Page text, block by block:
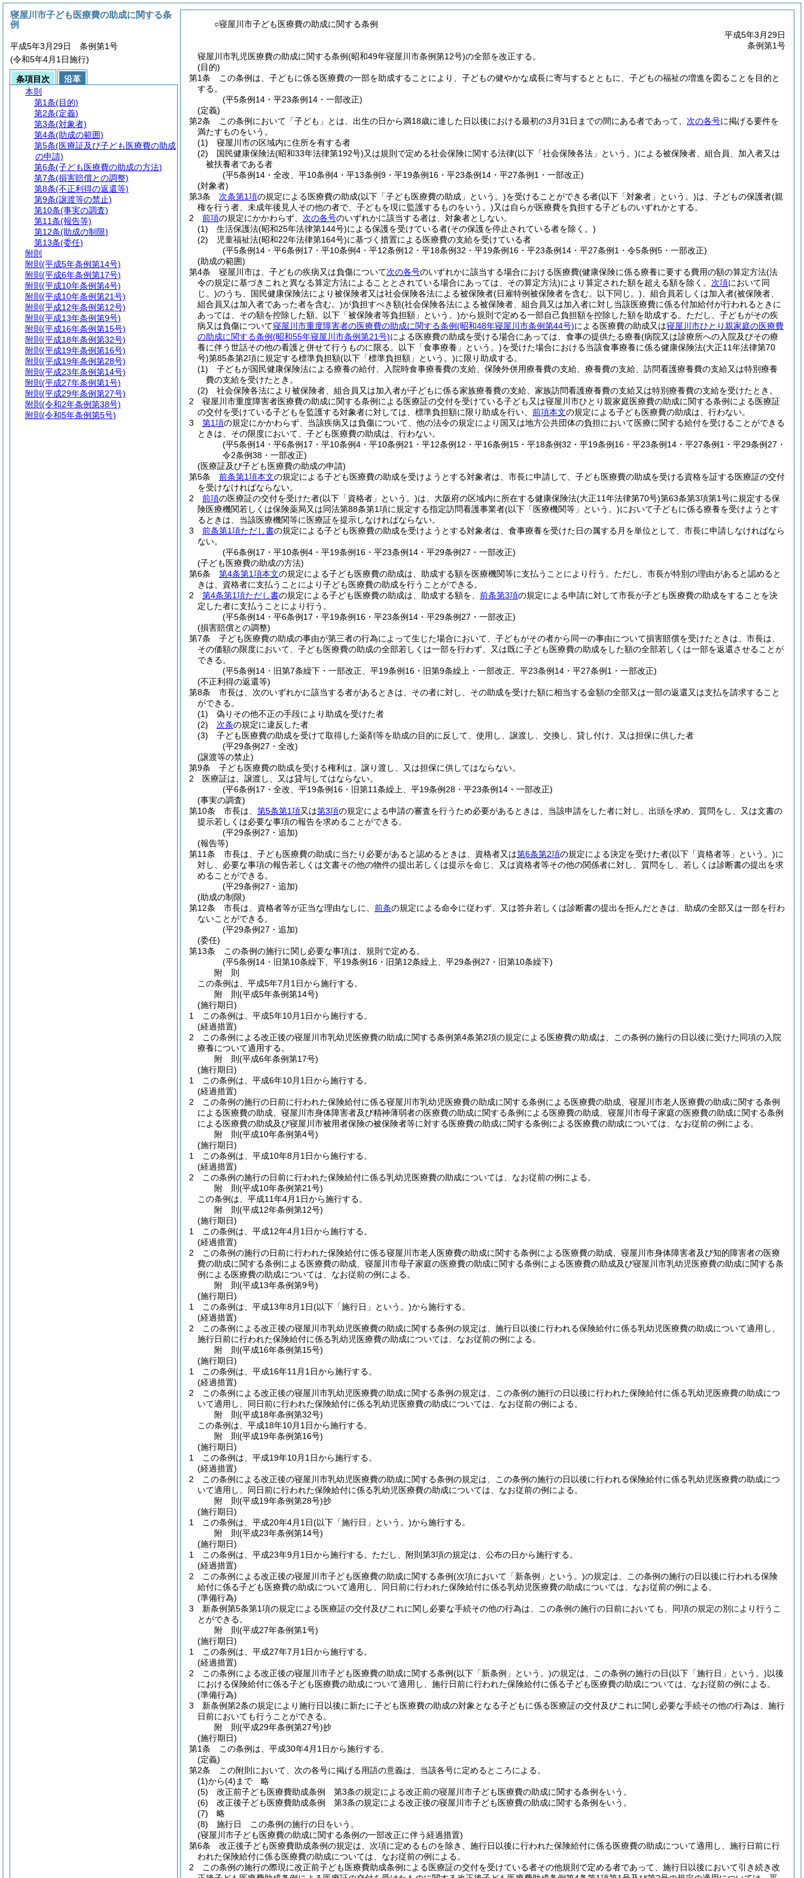
○寝屋川市子ども医療費の助成に関する条例
平成5年3月29日
条例第1号
寝屋川市乳児医療費の助成に関する条例(昭和49年寝屋川市条例第12号)の全部を改正する。
(目的)
第1条
この条例は、子どもに係る医療費の一部を助成することにより、子どもの健やかな成長に寄与するとともに、子どもの福祉の増進を図ることを目的と
する。
(平5条例14・平23条例14・一部改正)
(定義)
第2条
この条例において「子ども」とは、出生の日から満18歳に達した日以後における最初の3月31日までの間にある者であって、 次の各号に掲げる要件を
満たすものをいう。
(1)
寝屋川市の区域内に住所を有する者
(2)
国民健康保険法(昭和33年法律第192号)又は規則で定める社会保険に関する法律(以下「社会保険各法」という。)による被保険者、組合員、加入者又は
被扶養者である者
(平5条例14・全改、平10条例4・平13条例9・平19条例16・平23条例14・平27条例1・一部改正)
(対象者)
第3条
次条第1項の規定による医療費の助成(以下「子ども医療費の助成」という。)を受けることができる者(以下「対象者」という。)は、子どもの保護者(親
権を行う者、未成年後見人その他の者で、子どもを現に監護するものをいう。)又は自らが医療費を負担する子どものいずれかとする。
2
前項の規定にかかわらず、 次の各号のいずれかに該当する者は、対象者としない。
(1)
生活保護法(昭和25年法律第144号)による保護を受けている者(その保護を停止されている者を除く。)
(2)
児童福祉法(昭和22年法律第164号)に基づく措置による医療費の支給を受けている者
(平5条例14・平6条例17・平10条例4・平12条例12・平18条例32・平19条例16・平23条例14・平27条例1・令5条例5・一部改正)
(助成の範囲)
第4条
寝屋川市は、子どもの疾病又は負傷について次の各号のいずれかに該当する場合における医療費(健康保険に係る療養に要する費用の額の算定方法(法
令の規定に基づきこれと異なる算定方法によることとされている場合にあっては、その算定方法)により算定された額を超える額を除く。 次項において同
じ。)のうち、国民健康保険法により被保険者又は社会保険各法による被保険者(日雇特例被保険者を含む。以下同じ。) 、組合員若しくは加入者(被保険者、
組合員又は加入者であった者を含む。)が負担すべき額(社会保険各法による被保険者、組合員又は加入者に対し当該医療費に係る付加給付が行われるときに
あっては、その額を控除した額。以下「被保険者等負担額」という。)から規則で定める一部自己負担額を控除した額を助成する。 ただし、子どもがその疾
病又は負傷について寝屋川市重度障害者の医療費の助成に関する条例(昭和48年寝屋川市条例第44号)による医療費の助成又は寝屋川市ひとり親家庭の医療費
の助成に関する条例(昭和55年寝屋川市条例第21号)による医療費の助成を受ける場合にあっては、食事の提供たる療養(病院又は診療所への入院及びその療
養に伴う世話その他の看護と併せて行うものに限る。以下「食事療養」という。)を受けた場合における当該食事療養に係る健康保険法(大正11年法律第70
号)第85条第2項に規定する標準負担額(以下「標準負担額」という。)に限り助成する。
(1)
子どもが国民健康保険法による療養の給付、入院時食事療養費の支給、保険外併用療養費の支給、療養費の支給、訪問看護療養費の支給又は特別療養
費の支給を受けたとき。
(2)
社会保険各法により被保険者、組合員又は加入者が子どもに係る家族療養費の支給、家族訪問看護療養費の支給又は特別療養費の支給を受けたとき。
2
寝屋川市重度障害者医療費の助成に関する条例による医療証の交付を受けている子ども又は寝屋川市ひとり親家庭医療費の助成に関する条例による医療証
の交付を受けている子どもを監護する対象者に対しては、標準負担額に限り助成を行い、 前項本文の規定による子ども医療費の助成は、行わない。
3
第1項の規定にかかわらず、当該疾病又は負傷について、他の法令の規定により国又は地方公共団体の負担において医療に関する給付を受けることができる
ときは、その限度において、子ども医療費の助成は、行わない。
(平5条例14・平6条例17・平10条例4・平10条例21・平12条例12・平16条例15・平18条例32・平19条例16・平23条例14・平27条例1・平29条例27・
令2条例38・一部改正)
(医療証及び子ども医療費の助成の申請)
第5条
前条第1項本文の規定による子ども医療費の助成を受けようとする対象者は、市長に申請して、子ども医療費の助成を受ける資格を証する医療証の交付
を受けなければならない。
2
前項の医療証の交付を受けた者(以下「資格者」という。)は、大阪府の区域内に所在する健康保険法(大正11年法律第70号)第63条第3項第1号に規定する保
険医療機関若しくは保険薬局又は同法第88条第1項に規定する指定訪問看護事業者(以下「医療機関等」という。)において子どもに係る療養を受けようとす
るときは、当該医療機関等に医療証を提示しなければならない。
3
前条第1項ただし書の規定による子ども医療費の助成を受けようとする対象者は、食事療養を受けた日の属する月を単位として、市長に申請しなければなら
ない。
(平6条例17・平10条例4・平19条例16・平23条例14・平29条例27・一部改正)
(子ども医療費の助成の方法)
第6条
第4条第1項本文の規定による子ども医療費の助成は、助成する額を医療機関等に支払うことにより行う。 ただし、市長が特別の理由があると認めると
きは、資格者に支払うことにより子ども医療費の助成を行うことができる。
2
第4条第1項ただし書の規定による子ども医療費の助成は、助成する額を、 前条第3項の規定による申請に対して市長が子ども医療費の助成をすることを決
定した者に支払うことにより行う。
(平5条例14・平6条例17・平19条例16・平23条例14・平29条例27・一部改正)
(損害賠償との調整)
第7条
子ども医療費の助成の事由が第三者の行為によって生じた場合において、子どもがその者から同一の事由について損害賠償を受けたときは、市長は、
その価額の限度において、子ども医療費の助成の全部若しくは一部を行わず、又は既に子ども医療費の助成をした額の全部若しくは一部を返還させることが
できる。
(平5条例14・旧第7条繰下・一部改正、平19条例16・旧第9条繰上・一部改正、平23条例14・平27条例1・一部改正)
(不正利得の返還等)
第8条
市長は、次のいずれかに該当する者があるときは、その者に対し、その助成を受けた額に相当する金額の全部又は一部の返還又は支払を請求すること
ができる。
(1)
偽りその他不正の手段により助成を受けた者
(2)
次条の規定に違反した者
(3)
子ども医療費の助成を受けて取得した薬剤等を助成の目的に反して、使用し、譲渡し、交換し、貸し付け、又は担保に供した者
(平29条例27・全改)
(譲渡等の禁止)
第9条
子ども医療費の助成を受ける権利は、譲り渡し、又は担保に供してはならない。
2
医療証は、譲渡し、又は貸与してはならない。
(平6条例17・全改、平19条例16・旧第11条繰上、平19条例28・平23条例14・一部改正)
(事実の調査)
第10条
市長は、 第5条第1項又は第3項の規定による申請の審査を行うため必要があるときは、当該申請をした者に対し、出頭を求め、質問をし、又は文書の
提示若しくは必要な事項の報告を求めることができる。
(平29条例27・追加)
(報告等)
第11条
市長は、子ども医療費の助成に当たり必要があると認めるときは、資格者又は第6条第2項の規定による決定を受けた者(以下「資格者等」という。)に
対し、必要な事項の報告若しくは文書その他の物件の提出若しくは提示を命じ、又は資格者等その他の関係者に対し、質問をし、若しくは診断書の提出を求
めることができる。
(平29条例27・追加)
(助成の制限)
第12条
市長は、資格者等が正当な理由なしに、 前条の規定による命令に従わず、又は答弁若しくは診断書の提出を拒んだときは、助成の全部又は一部を行わ
ないことができる。
(平29条例27・追加)
(委任)
第13条
この条例の施行に関し必要な事項は、規則で定める。
(平5条例14・旧第10条繰下、平19条例16・旧第12条繰上、平29条例27・旧第10条繰下)
附 則
この条例は、平成5年7月1日から施行する。
附 則(平成5年条例第14号)
(施行期日)
1
この条例は、平成5年10月1日から施行する。
(経過措置)
2
この条例による改正後の寝屋川市乳幼児医療費の助成に関する条例第4条第2項の規定による医療費の助成は、この条例の施行の日以後に受けた同項の入院
療養について適用する。
附 則(平成6年条例第17号)
(施行期日)
1
この条例は、平成6年10月1日から施行する。
(経過措置)
2
この条例の施行の日前に行われた保険給付に係る寝屋川市乳幼児医療費の助成に関する条例による医療費の助成、寝屋川市老人医療費の助成に関する条例
による医療費の助成、寝屋川市身体障害者及び精神薄弱者の医療費の助成に関する条例による医療費の助成、寝屋川市母子家庭の医療費の助成に関する条例
による医療費の助成及び寝屋川市被用者保険の被保険者等に対する医療費の助成に関する条例による医療費の助成については、なお従前の例による。
附 則(平成10年条例第4号)
(施行期日)
1
この条例は、平成10年8月1日から施行する。
(経過措置)
2
この条例の施行の日前に行われた保険給付に係る乳幼児医療費の助成については、なお従前の例による。
附 則(平成10年条例第21号)
この条例は、平成11年4月1日から施行する。
附 則(平成12年条例第12号)
(施行期日)
1
この条例は、平成12年4月1日から施行する。
(経過措置)
2
この条例の施行の日前に行われた保険給付に係る寝屋川市老人医療費の助成に関する条例による医療費の助成、寝屋川市身体障害者及び知的障害者の医療
費の助成に関する条例による医療費の助成、寝屋川市母子家庭の医療費の助成に関する条例による医療費の助成及び寝屋川市乳幼児医療費の助成に関する条
例による医療費の助成については、なお従前の例による。
附 則(平成13年条例第9号)
(施行期日)
1
この条例は、平成13年8月1日(以下「施行日」という。)から施行する。
(経過措置)
2
この条例による改正後の寝屋川市乳幼児医療費の助成に関する条例の規定は、施行日以後に行われる保険給付に係る乳幼児医療費の助成について適用し、
施行日前に行われた保険給付に係る乳幼児医療費の助成については、なお従前の例による。
附 則(平成16年条例第15号)
(施行期日)
1
この条例は、平成16年11月1日から施行する。
(経過措置)
2
この条例による改正後の寝屋川市乳幼児医療費の助成に関する条例の規定は、この条例の施行の日以後に行われた保険給付に係る乳幼児医療費の助成につ
いて適用し、同日前に行われた保険給付に係る乳幼児医療費の助成については、なお従前の例による。
附 則(平成18年条例第32号)
この条例は、平成18年10月1日から施行する。
附 則(平成19年条例第16号)
(施行期日)
1
この条例は、平成19年10月1日から施行する。
(経過措置)
2
この条例による改正後の寝屋川市乳幼児医療費の助成に関する条例の規定は、この条例の施行の日以後に行われる保険給付に係る乳幼児医療費の助成につ
いて適用し、同日前に行われた保険給付に係る乳幼児医療費の助成については、なお従前の例による。
附 則(平成19年条例第28号)抄
(施行期日)
1
この条例は、平成20年4月1日(以下「施行日」という。)から施行する。
附 則(平成23年条例第14号)
(施行期日)
1
この条例は、平成23年9月1日から施行する。 ただし、附則第3項の規定は、公布の日から施行する。
(経過措置)
2
この条例による改正後の寝屋川市子ども医療費の助成に関する条例(次項において「新条例」という。)の規定は、この条例の施行の日以後に行われる保険
給付に係る子ども医療費の助成について適用し、同日前に行われた保険給付に係る乳幼児医療費の助成については、なお従前の例による。
(準備行為)
3
新条例第5条第1項の規定による医療証の交付及びこれに関し必要な手続その他の行為は、この条例の施行の日前においても、同項の規定の別により行うこ
とができる。
附 則(平成27年条例第1号)
(施行期日)
1
この条例は、平成27年7月1日から施行する。
(経過措置)
2
この条例による改正後の寝屋川市子ども医療費の助成に関する条例(以下「新条例」という。)の規定は、この条例の施行の日(以下「施行日」という。)以後
における保険給付に係る子ども医療費の助成について適用し、施行日前に行われた保険給付に係る子ども医療費の助成については、なお従前の例による。
(準備行為)
3
新条例第2条の規定により施行日以後に新たに子ども医療費の助成の対象となる子どもに係る医療証の交付及びこれに関し必要な手続その他の行為は、施行
日前においても行うことができる。
附 則(平成29年条例第27号)抄
(施行期日)
第1条
この条例は、平成30年4月1日から施行する。
(定義)
第2条
この附則において、次の各号に掲げる用語の意義は、当該各号に定めるところによる。
(1)から(4)まで
略
(5)
改正前子ども医療費助成条例 第3条の規定による改正前の寝屋川市子ども医療費の助成に関する条例をいう。
(6)
改正後子ども医療費助成条例 第3条の規定による改正後の寝屋川市子ども医療費の助成に関する条例をいう。
(7)
略
(8)
施行日 この条例の施行の日をいう。
(寝屋川市子ども医療費の助成に関する条例の一部改正に伴う経過措置)
第6条
改正後子ども医療費助成条例の規定は、次項に定めるものを除き、施行日以後に行われた保険給付に係る医療費の助成について適用し、施行日前に行
われた保険給付に係る医療費の助成については、なお従前の例による。
2
この条例の施行の際現に改正前子ども医療費助成条例による医療証の交付を受けている者その他規則で定める者であって、施行日以後において引き続き改
寝屋川市子ども医療費の助成に関する条
例
平成5年3月29日 条例第1号
(令和5年4月1日施行)
条項目次
沿革
本則
第1条(目的)
第2条(定義)
第3条(対象者)
第4条(助成の範囲)
第5条(医療証及び子ども医療費の助成
の申請)
第6条(子ども医療費の助成の方法)
第7条(損害賠償との調整)
第8条(不正利得の返還等)
第9条(譲渡等の禁止)
第10条(事実の調査)
第11条(報告等)
第12条(助成の制限)
第13条(委任)
附則
附則 (平成5年条例第14号)
附則 (平成6年条例第17号)
附則 (平成10年条例第4号)
附則 (平成10年条例第21号)
附則 (平成12年条例第12号)
附則 (平成13年条例第9号)
附則 (平成16年条例第15号)
附則 (平成18年条例第32号)
附則 (平成19年条例第16号)
附則 (平成19年条例第28号)
附則 (平成23年条例第14号)
附則 (平成27年条例第1号)
附則 (平成29年条例第27号)
附則 (令和2年条例第38号)
附則 (令和5年条例第5号)